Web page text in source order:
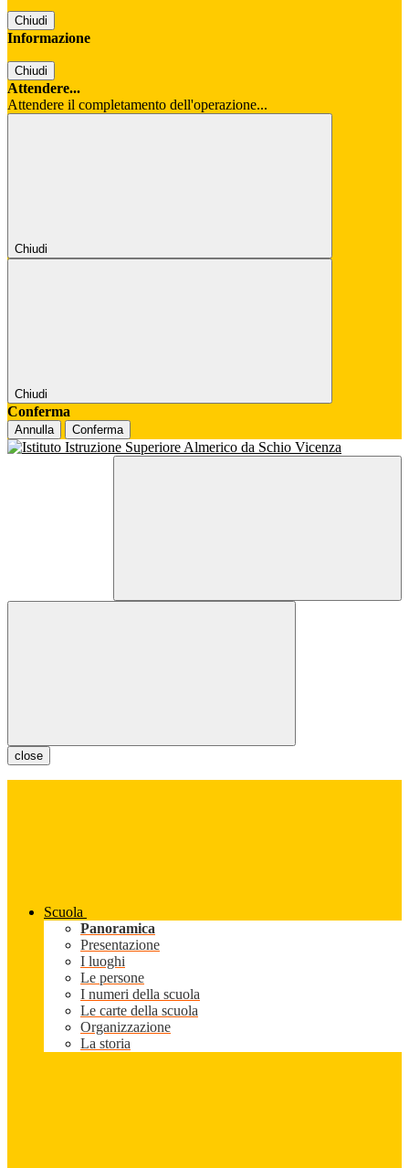
Chiudi
Informazione
Chiudi
Attendere...
Attendere il completamento dell'operazione...
Chiudi
Chiudi
Conferma
Annulla Conferma
close
Scuola
Panoramica
Presentazione
I luoghi
Le persone
I numeri della scuola
Le carte della scuola
Organizzazione
La storia